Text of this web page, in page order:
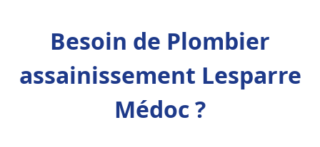
Besoin de Plombier
assainissement Lesparre
Médoc ?